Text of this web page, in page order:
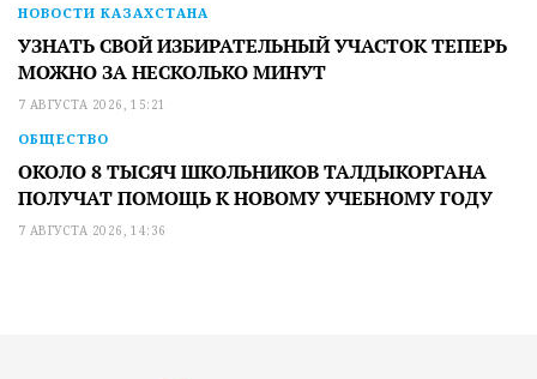
НОВОСТИ КАЗАХСТАНА
УЗНАТЬ СВОЙ ИЗБИРАТЕЛЬНЫЙ УЧАСТОК ТЕПЕРЬ
МОЖНО ЗА НЕСКОЛЬКО МИНУТ
7 АВГУСТА 2026, 15:21
ОБЩЕСТВО
ОКОЛО 8 ТЫСЯЧ ШКОЛЬНИКОВ ТАЛДЫКОРГАНА
ПОЛУЧАТ ПОМОЩЬ К НОВОМУ УЧЕБНОМУ ГОДУ
7 АВГУСТА 2026, 14:36